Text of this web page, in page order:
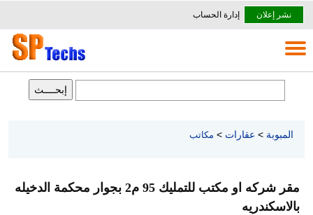
نشر إعلان إدارة الحساب
المبوبة > عقارات > مكاتب
مقر شركه او مكتب للتمليك 95 م2 بجوار محكمة الدخيله
بالاسكندريه